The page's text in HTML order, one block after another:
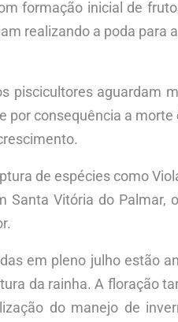
formação inicial de
realizando a poda para
piscicultores aguardam
consequência a
de espécies como
Vitória do
em pleno julho estão
da rainha. A floração
do manejo de